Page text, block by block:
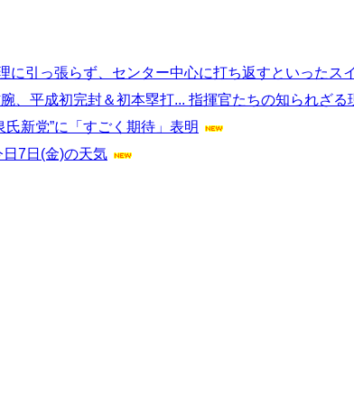
に引っ張らず、センター中心に打ち返すといったス
、平成初完封＆初本塁打... 指揮官たちの知られざる
新党”に「すごく期待」表明
7日(金)の天気